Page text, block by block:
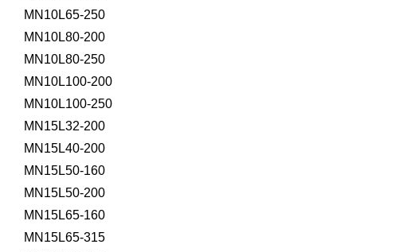
MN10L65-250
MN10L80-200
MN10L80-250
MN10L100-200
MN10L100-250
MN15L32-200
MN15L40-200
MN15L50-160
MN15L50-200
MN15L65-160
MN15L65-315